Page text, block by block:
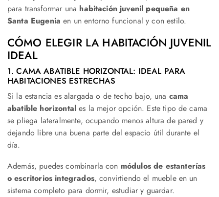
para transformar una habitación juvenil pequeña en
Santa Eugenia en un entorno funcional y con estilo.
CÓMO ELEGIR LA HABITACIÓN JUVENIL
IDEAL
1. CAMA ABATIBLE HORIZONTAL: IDEAL PARA
HABITACIONES ESTRECHAS
Si la estancia es alargada o de techo bajo, una cama
abatible horizontal es la mejor opción. Este tipo de cama
se pliega lateralmente, ocupando menos altura de pared y
dejando libre una buena parte del espacio útil durante el
día.
Además, puedes combinarla con módulos de estanterías
o escritorios integrados, convirtiendo el mueble en un
sistema completo para dormir, estudiar y guardar.